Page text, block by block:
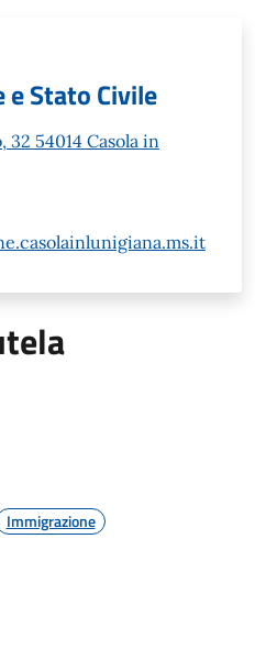
Stato Civile
32 54014 Casola in
Immigrazione